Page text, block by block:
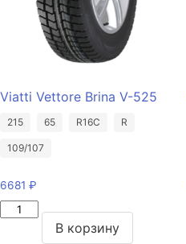
Viatti Vettore Brina V-525
215 65 R16C R
109/107
6681 ₽
Количество
В корзину